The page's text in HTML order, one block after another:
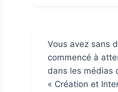
Vous avez sans
commencé à
dans les médias
« Création et